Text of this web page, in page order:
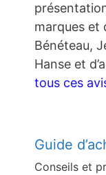
marques et
Bénéteau,
Hanse et
tous ces
Guide
Conseils et